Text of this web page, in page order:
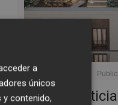
Últimas
a
únicos
y contenido,